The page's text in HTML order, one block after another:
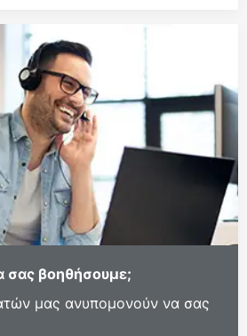
βοηθήσουμε;
μας ανυπομονούν να σας